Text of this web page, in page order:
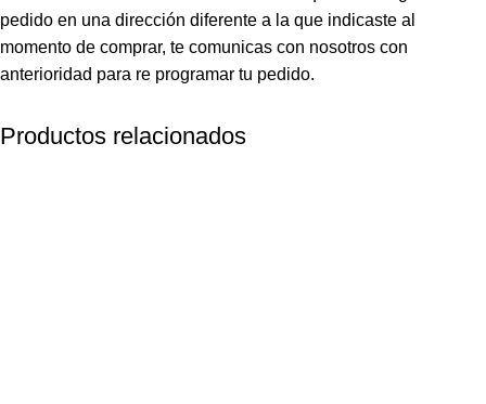
pedido en una dirección diferente a la que indicaste al
momento de comprar, te comunicas con nosotros con
anterioridad para re programar tu pedido.
Productos relacionados